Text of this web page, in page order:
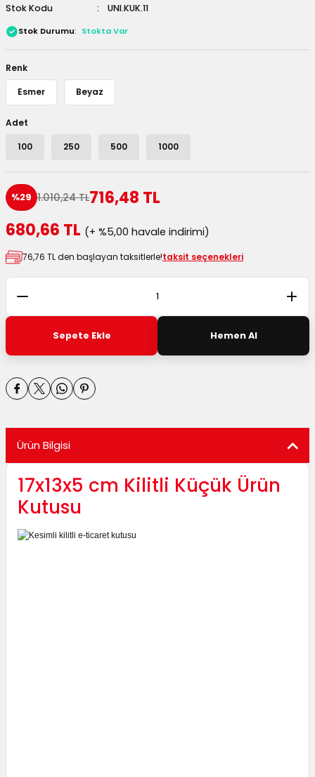
Kutuları
Masura Kapaklı
Stok Kodu UNI.KUK.11
Stok Durumu Stokta Var
Renk
Esmer Beyaz
Adet
100 250 500 1000
%29 1.010,24 TL716,48 TL
680,66 TL (+ %5,00 havale indirimi)
76,76 TL den başlayan taksitlerle!taksit seçenekleri
Sepete Ekle Hemen Al
Ürün Bilgisi
17x13x5 cm Kilitli Küçük Ürün
Kutusu